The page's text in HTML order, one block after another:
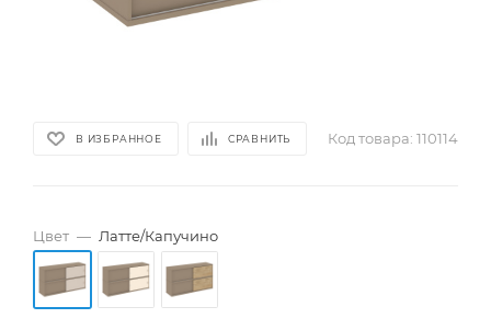
В ИЗБРАННОЕ СРАВНИТЬ Код товара: 110114
Цвет — Латте/Капучино